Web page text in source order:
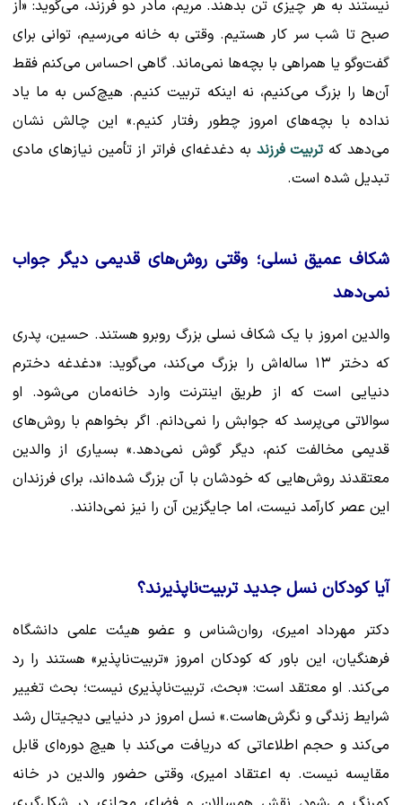
نیستند به هر چیزی تن بدهند. مریم، مادر دو فرزند، می‌گوید: «از
صبح تا شب سر کار هستیم. وقتی به خانه می‌رسیم، توانی برای
گفت‌وگو یا همراهی با بچه‌ها نمی‌ماند. گاهی احساس می‌کنم فقط
آن‌ها را بزرگ می‌کنیم، نه اینکه تربیت کنیم. هیچ‌کس به ما یاد
نداده با بچه‌های امروز چطور رفتار کنیم.» این چالش نشان
می‌دهد کهتربیت فرزند به دغدغه‌ای فراتر از تأمین نیازهای مادی
تبدیل شده است.
شکاف عمیق نسلی؛ وقتی روش‌های قدیمی دیگر جواب
نمی‌دهد
والدین امروز با یک شکاف نسلی بزرگ روبرو هستند. حسین، پدری
که دختر ۱۳ ساله‌اش را بزرگ می‌کند، می‌گوید: «دغدغه دخترم
دنیایی است که از طریق اینترنت وارد خانه‌مان می‌شود. او
سوالاتی می‌پرسد که جوابش را نمی‌دانم. اگر بخواهم با روش‌های
قدیمی مخالفت کنم، دیگر گوش نمی‌دهد.» بسیاری از والدین
معتقدند روش‌هایی که خودشان با آن بزرگ شده‌اند، برای فرزندان
این عصر کارآمد نیست، اما جایگزین آن را نیز نمی‌دانند.
آیا کودکان نسل جدید تربیت‌ناپذیرند؟
دکتر مهرداد امیری، روان‌شناس و عضو هیئت علمی دانشگاه
فرهنگیان، این باور که کودکان امروز «تربیت‌ناپذیر» هستند را رد
می‌کند. او معتقد است: «بحث، تربیت‌ناپذیری نیست؛ بحث تغییر
شرایط زندگی و نگرش‌هاست.» نسل امروز در دنیایی دیجیتال رشد
می‌کند و حجم اطلاعاتی که دریافت می‌کند با هیچ دوره‌ای قابل
مقایسه نیست. به اعتقاد امیری، وقتی حضور والدین در خانه